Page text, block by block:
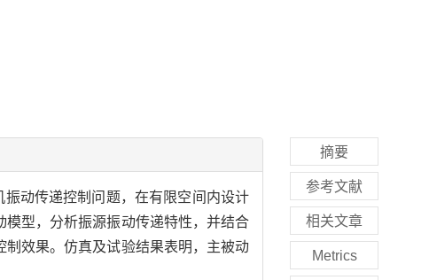
动传递控制问题，在有限空间内设计
型，分析振源振动传递特性，并结合
效果。仿真及试验结果表明，主被动
摘要
参考文献
相关文章
Metrics